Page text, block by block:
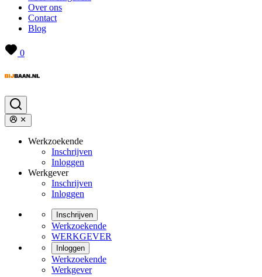
Over ons
Contact
Blog
0
Werkzoekende
Inschrijven
Inloggen
Werkgever
Inschrijven
Inloggen
Inschrijven
Werkzoekende
WERKGEVER
Inloggen
Werkzoekende
Werkgever